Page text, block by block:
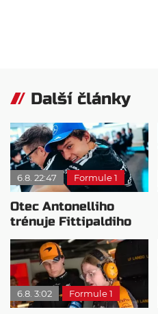
Další články
6.8. 22:47 Formule 1
Otec Antonelliho
trénuje Fittipaldiho
syna: Brazilec
vychvaluje lídra
6.8. 3:02 Formule 1